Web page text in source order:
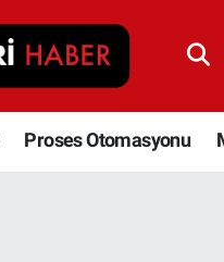
Proses Otomasyonu